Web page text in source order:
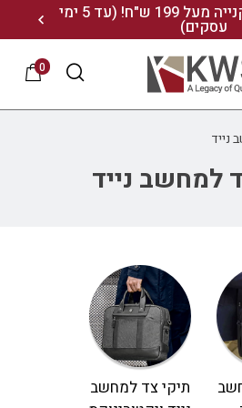
משלוחים חינם בקנייה מעל 199 ש"ח! (עד 5 ימי
עסקים) 20% הנחה על מגוון התיקים השוויצריים לחצו כאן>>
0
נייד
למחשב נייד
תיקי צד למחשב